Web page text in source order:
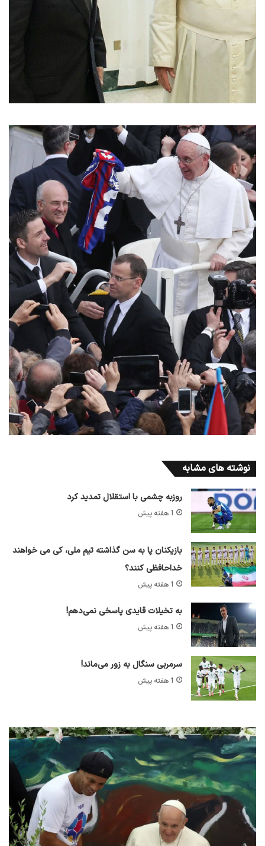
نوشته های مشابه
روزبه چشمی با استقلال تمدید کرد
1 هفته پیش
بازیکنان پا به سن گذاشته تیم ملی، کی می خواهند
خداحافظی کنند؟
1 هفته پیش
به تخیلات قایدی پاسخی نمی‌دهم!
1 هفته پیش
سرمربی سنگال به زور می‌ماند!
1 هفته پیش